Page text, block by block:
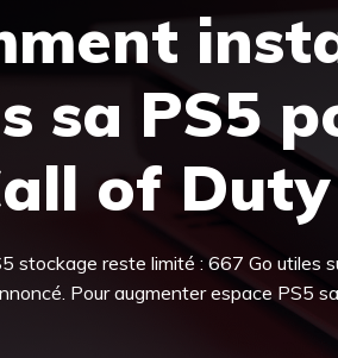
sa PS5
of Duty
stockage reste limité : 667 Go utiles
Pour augmenter espace PS5